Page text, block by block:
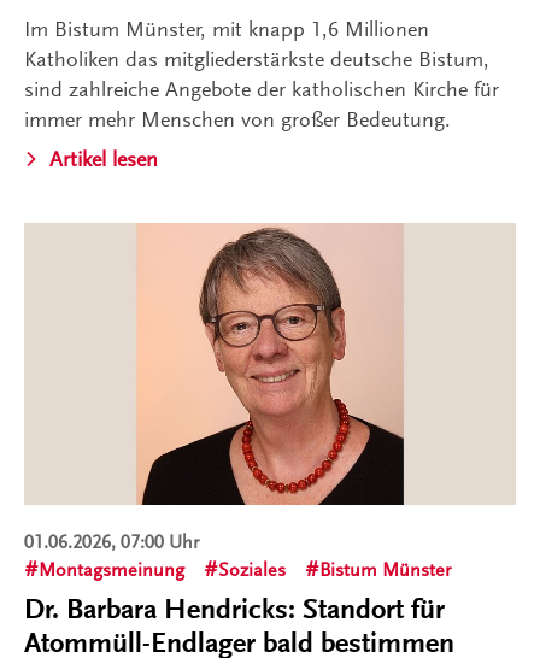
Im Bistum Münster, mit knapp 1,6 Millionen
Katholiken das mitgliederstärkste deutsche Bistum,
sind zahlreiche Angebote der katholischen Kirche für
immer mehr Menschen von großer Bedeutung.
Artikel lesen
01.06.2026, 07:00 Uhr
Montagsmeinung
Soziales Bistum Münster
Dr. Barbara Hendricks: Standort für
Atommüll-Endlager bald bestimmen